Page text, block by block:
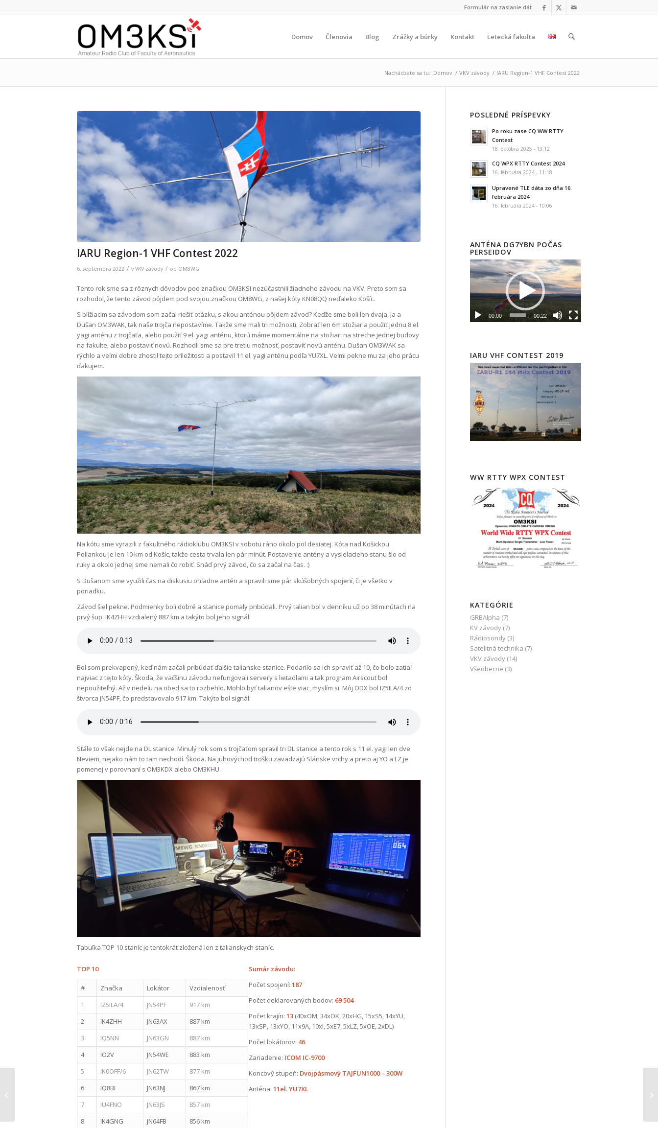
Formulár na zaslanie dát
Domov Členovia Blog Zrážky a búrky Kontakt Letecká fakulta
Nachádzate sa tu: Domov / VKV závody / IARU Region-1 VHF Contest 2022
IARU Region-1 VHF Contest 2022
6. septembra 2022 / v VKV závody / od OM8WG
Tento rok sme sa z rôznych dôvodov pod značkou OM3KSI nezúčastnili žiadneho závodu na VKV. Preto som sa
rozhodol, že tento závod pôjdem pod svojou značkou OM8WG, z našej kóty KN08QQ neďaleko Košíc.
S blížiacim sa závodom som začal riešiť otázku, s akou anténou pôjdem závod? Keďže sme boli len dvaja, ja a
Dušan OM3WAK, tak naše trojča nepostavíme. Takže sme mali tri možnosti. Zobrať len 6m stožiar a použiť jednu 8 el.
yagi anténu z trojčaťa, alebo použiť 9 el. yagi anténu, ktorú máme momentálne na stožiari na streche jednej budovy
na fakulte, alebo postaviť novú. Rozhodli sme sa pre tretiu možnosť, postaviť novú anténu. Dušan OM3WAK sa
rýchlo a veľmi dobre zhostil tejto príležitosti a postavil 11 el. yagi anténu podľa YU7XL. Veľmi pekne mu za jeho prácu
ďakujem.
Na kótu sme vyrazili z fakultného rádioklubu OM3KSI v sobotu ráno okolo pol desiatej. Kóta nad Košickou
Poliankou je len 10 km od Košíc, takže cesta trvala len pár minút. Postavenie antény a vysielacieho stanu šlo od
ruky a okolo jednej sme nemali čo robiť. Snáď prvý závod, čo sa začal na čas. :)
S Dušanom sme využili čas na diskusiu ohľadne antén a spravili sme pár skúšobných spojení, či je všetko v
poriadku.
Závod šiel pekne. Podmienky boli dobré a stanice pomaly pribúdali. Prvý talian bol v denníku už po 38 minútach na
prvý šup. IK4ZHH vzdialený 887 km a takýto bol jeho signál:
Bol som prekvapený, keď nám začali pribúdať ďalšie talianske stanice. Podarilo sa ich spraviť až 10, čo bolo zatiaľ
najviac z tejto kóty. Škoda, že väčšinu závodu nefungovali servery s lietadlami a tak program Airscout bol
nepoužiteľný. Až v nedeľu na obed sa to rozbehlo. Mohlo byť talianov ešte viac, myslím si. Môj ODX bol IZ5ILA/4 zo
štvorca JN54PF, čo predstavovalo 917 km. Takýto bol signál:
Stále to však nejde na DL stanice. Minulý rok som s trojčaťom spravil tri DL stanice a tento rok s 11 el. yagi len dve.
Neviem, nejako nám to tam nechodí. Škoda. Na juhovýchod trošku zavadzajú Slánske vrchy a preto aj YO a LZ je
pomenej v porovnaní s OM3KDX alebo OM3KHU.
Tabuľka TOP 10 staníc je tentokrát zložená len z talianskych staníc.
TOP 10
# Značka Lokátor
Vzdialenosť
1
IZ5ILA/4 JN54PF
917 km
2
IK4ZHH JN63AX
887 km
3
IQ5NN JN63GN
887 km
4
IO2V JN54WE
883 km
5
IK0OFF/6 JN62TW
877 km
6
IQ8BI JN63NJ
867 km
7
IU4FNO JN63JS
857 km
8
IK4GNG JN64FB
856 km
Sumár závodu:
Počet spojení: 187
Počet deklarovaných bodov: 69 504
Počet krajín: 13(40xOM, 34xOK, 20xHG, 15xS5, 14xYU,
13xSP, 13xYO, 11x9A, 10xI, 5xE7, 5xLZ, 5xOE, 2xDL)
Počet lokátorov: 46
Zariadenie: ICOM IC-9700
Koncový stupeň: Dvojpásmový TAJFUN1000 – 300W
Anténa: 11el. YU7XL
POSLEDNÉ PRÍSPEVKY
Po roku zase CQ WW RTTY
Contest
18. októbra 2025 - 13:12
CQ WPX RTTY Contest 2024
16. februára 2024 - 11:18
Upravené TLE dáta zo dňa 16.
februára 2024
16. februára 2024 - 10:06
ANTÉNA DG7YBN POČAS
PERSEIDOV
00:00 00:22
IARU VHF CONTEST 2019
WW RTTY WPX CONTEST
KATEGÓRIE
GRBAlpha (7)
KV závody(7)
Rádiosondy(3)
Satelitná technika (7)
VKV závody(14)
Všeobecne (3)